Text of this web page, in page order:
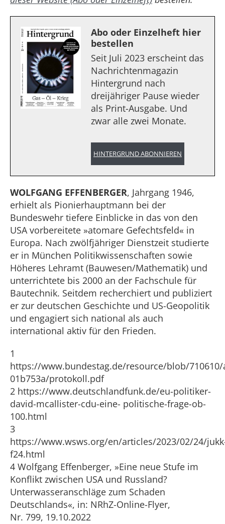
Abo oder Einzelheft hier
bestellen
Seit Juli 2023 erscheint das
Nachrichtenmagazin
Hintergrund nach
dreijähriger Pause wieder
als Print-Ausgabe. Und
zwar alle zwei Monate.
HINTERGRUND ABONNIEREN
WOLFGANG EFFENBERGER, Jahrgang 1946,
erhielt als Pionierhauptmann bei der
Bundeswehr tiefere Einblicke in das von den
USA vorbereitete »atomare Gefechtsfeld« in
Europa. Nach zwölfjähriger Dienstzeit studierte
er in München Politikwissenschaften sowie
Höheres Lehramt (Bauwesen/Mathematik) und
unterrichtete bis 2000 an der Fachschule für
Bautechnik. Seitdem recherchiert und publiziert
er zur deutschen Geschichte und US-Geopolitik
und engagiert sich national als auch
international aktiv für den Frieden.
1
https://www.bundestag.de/resource/blob/710610/
01b753a/protokoll.pdf
2 https://www.deutschlandfunk.de/eu-politiker-
david-mcallister-cdu-eine- politische-frage-ob-
100.html
3
https://www.wsws.org/en/articles/2023/02/24/
f24.html
4 Wolfgang Effenberger, »Eine neue Stufe im
Konflikt zwischen USA und Russland?
Unterwasseranschläge zum Schaden
Deutschlands«, in: NRhZ-Online-Flyer,
Nr. 799, 19.10.2022